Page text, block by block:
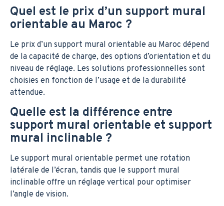
Quel est le prix d’un support mural
orientable au Maroc ?
Le prix d’un support mural orientable au Maroc dépend
de la capacité de charge, des options d’orientation et du
niveau de réglage. Les solutions professionnelles sont
choisies en fonction de l’usage et de la durabilité
attendue.
Quelle est la différence entre
support mural orientable et support
mural inclinable ?
Le support mural orientable permet une rotation
latérale de l’écran, tandis que le support mural
inclinable offre un réglage vertical pour optimiser
l’angle de vision.